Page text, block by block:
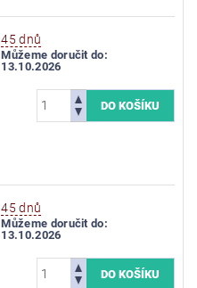
45 dnů
Můžeme doručit do:
13.10.2026
45 dnů
Můžeme doručit do:
13.10.2026